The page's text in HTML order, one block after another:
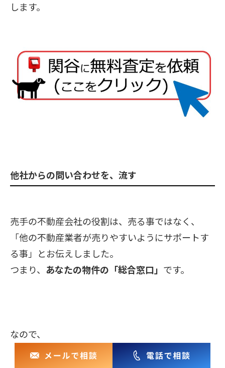
します。
他社からの問い合わせを、流す
売手の不動産会社の役割は、売る事ではなく、
「他の不動産業者が売りやすいようにサポートす
る事」とお伝えしました。
つまり、 あなたの物件の 「総合窓口」 です。
なので、
レインズに掲載すると、他社から「物件状況」の